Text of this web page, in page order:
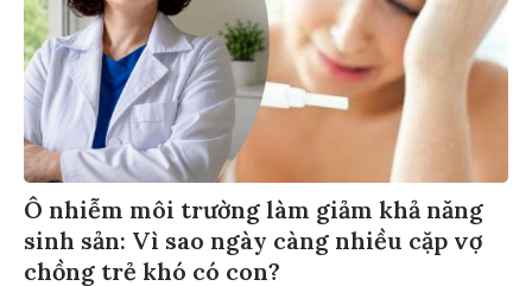
Ô nhiễm môi trường làm giảm khả năng
sinh sản: Vì sao ngày càng nhiều cặp vợ
chồng trẻ khó có con?